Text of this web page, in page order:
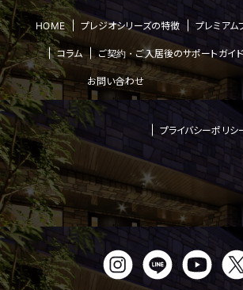
HOME プレジオシリーズの特徴 プレミアム
コラム ご契約・ご入居後のサポートガイド
お問い合わせ
プライバシーポリシ